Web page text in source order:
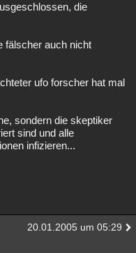
die
fälscher auch nicht
ufo forscher hat mal
sondern die skeptiker
sind und alle
infizieren...
20.01.2005 um 05:29